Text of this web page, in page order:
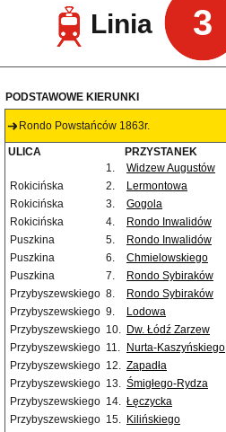
Linia 3
PODSTAWOWE KIERUNKI
Rondo Powstańców 1863r.
ULICA PRZYSTANEK
1.
Widzew Augustów
Rokicińska
2. Lermontowa
Rokicińska
3. Gogola
Rokicińska
4. Rondo Inwalidów
Puszkina
5. Rondo Inwalidów
Puszkina
6. Chmielowskiego
Puszkina
7. Rondo Sybiraków
Przybyszewskiego 8. Rondo Sybiraków
Przybyszewskiego 9. Lodowa
Przybyszewskiego 10. Dw. Łódź Zarzew
Przybyszewskiego 11. Nurta-Kaszyńskiego
Przybyszewskiego 12. Zapadła
Przybyszewskiego 13. Śmigłego-Rydza
Przybyszewskiego 14. Łęczycka
Przybyszewskiego 15. Kilińskiego